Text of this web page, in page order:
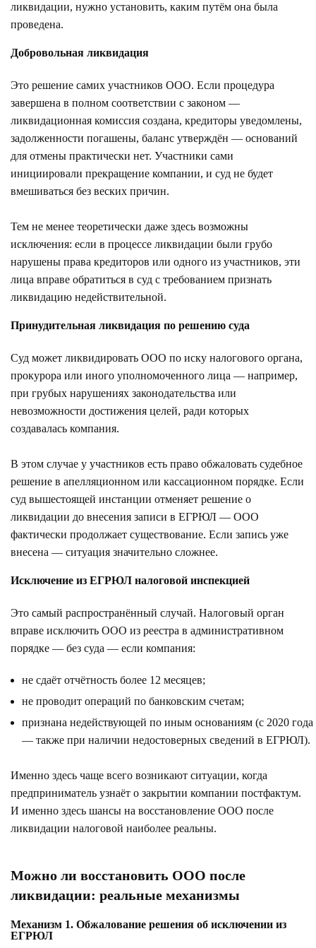
ликвидации, нужно установить, каким путём она была
проведена.
Добровольная ликвидация
Это решение самих участников ООО. Если процедура
завершена в полном соответствии с законом —
ликвидационная комиссия создана, кредиторы уведомлены,
задолженности погашены, баланс утверждён — оснований
для отмены практически нет. Участники сами
инициировали прекращение компании, и суд не будет
вмешиваться без веских причин.
Тем не менее теоретически даже здесь возможны
исключения: если в процессе ликвидации были грубо
нарушены права кредиторов или одного из участников, эти
лица вправе обратиться в суд с требованием признать
ликвидацию недействительной.
Принудительная ликвидация по решению суда
Суд может ликвидировать ООО по иску налогового органа,
прокурора или иного уполномоченного лица — например,
при грубых нарушениях законодательства или
невозможности достижения целей, ради которых
создавалась компания.
В этом случае у участников есть право обжаловать судебное
решение в апелляционном или кассационном порядке. Если
суд вышестоящей инстанции отменяет решение о
ликвидации до внесения записи в ЕГРЮЛ — ООО
фактически продолжает существование. Если запись уже
внесена — ситуация значительно сложнее.
Исключение из ЕГРЮЛ налоговой инспекцией
Это самый распространённый случай. Налоговый орган
вправе исключить ООО из реестра в административном
порядке — без суда — если компания:
не сдаёт отчётность более 12 месяцев;
не проводит операций по банковским счетам;
признана недействующей по иным основаниям (с 2020 года
— также при наличии недостоверных сведений в ЕГРЮЛ).
Именно здесь чаще всего возникают ситуации, когда
предприниматель узнаёт о закрытии компании постфактум.
И именно здесь шансы на восстановление ООО после
ликвидации налоговой наиболее реальны.
Можно ли восстановить ООО после
ликвидации: реальные механизмы
Механизм 1. Обжалование решения об исключении из
ЕГРЮЛ